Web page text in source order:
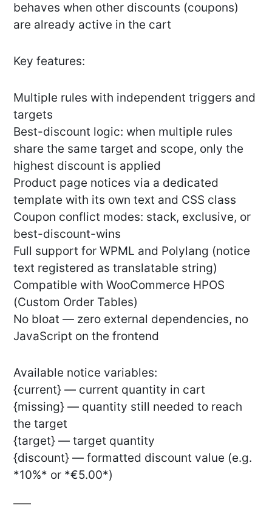
behaves when other discounts (coupons)
are already active in the cart
Key features:
Multiple rules with independent triggers and
targets
Best-discount logic: when multiple rules
share the same target and scope, only the
highest discount is applied
Product page notices via a dedicated
template with its own text and CSS class
Coupon conflict modes: stack, exclusive, or
best-discount-wins
Full support for WPML and Polylang (notice
text registered as translatable string)
Compatible with WooCommerce HPOS
(Custom Order Tables)
No bloat — zero external dependencies, no
JavaScript on the frontend
Available notice variables:
{current} — current quantity in cart
{missing} — quantity still needed to reach
the target
{target} — target quantity
{discount} — formatted discount value (e.g.
*10%* or *€5.00*)